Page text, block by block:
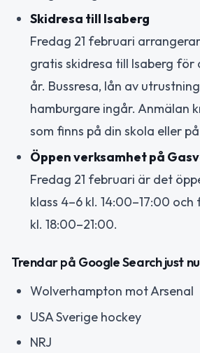
Skidresa till Isaberg
Fredag 21 februari
gratis skidresa till Isaberg för
år. Bussresa, lån av
hamburgare ingår. Anmälan
som finns på din skola eller
Öppen verksamhet på
Fredag 21 februari är det
klass 4–6 kl. 14:00–17:00 och
kl. 18:00–21:00.
Trendar på Google Search just
Wolverhampton mot Arsenal
USA Sverige hockey
NRJ